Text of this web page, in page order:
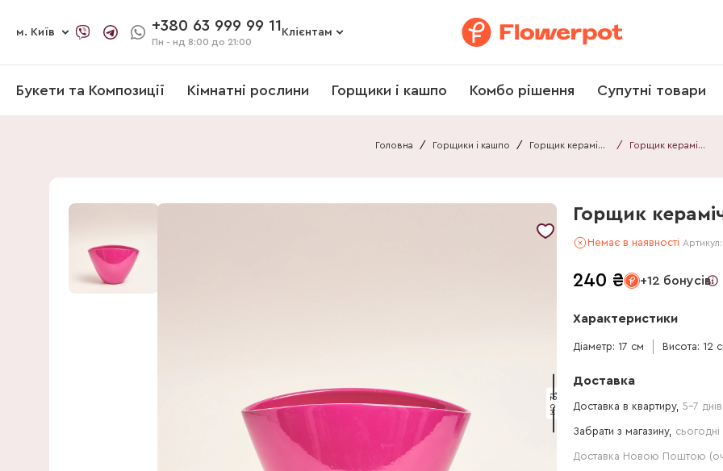
м. Київ +380 63 999 99 11
Пн - нд 8:00 до 21:00
Клієнтам
Букети та Композиції Кімнатні рослини Горщики і кашпо Комбо рішення Супутні товари
Головна / Горщики і кашпо / Горщик керамічний / Горщик керамічний
12 см
Горщик
Немає в наявності Артикул:
240 ₴ +12 бонусів
Характеристики
Діаметр: 17 см Висота: 12
Доставка
Доставка в квартиру, 5-7 днів
Забрати з магазину,
Доставка Новою Поштою